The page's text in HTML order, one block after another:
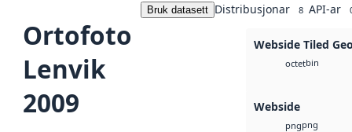
Ortofoto
Lenvik
2009
Bruk datasett Distribusjonar 8 API-ar
Webside Tiled
octetbin
Webside
pngpng